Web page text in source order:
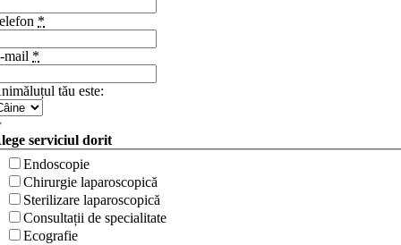
*
mail *
tău este:
serviciul dorit
Endoscopie
Chirurgie laparoscopică
Sterilizare laparoscopică
Consultații de specialitate
Ecografie